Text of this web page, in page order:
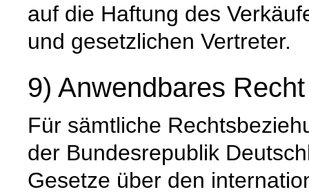
auf die Haftung des
und gesetzlichen Vertreter.
9) Anwendbares Recht
Für sämtliche
der Bundesrepublik
Gesetze über den